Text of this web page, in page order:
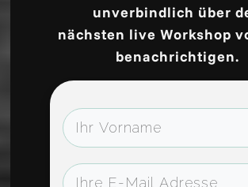
unverbindlich über
nächsten live Workshop
benachrichtigen.